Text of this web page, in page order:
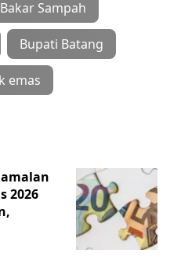
Sampah
Bupati Batang
emas
2026